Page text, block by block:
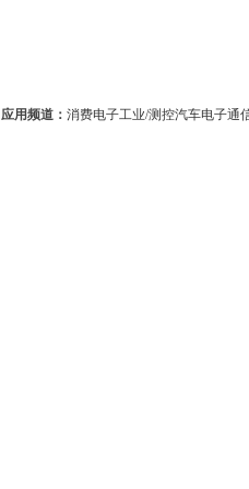
应用频道： 消费电子工业/测控汽车电子通